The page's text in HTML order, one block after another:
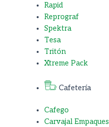
Rapid
Reprograf
Spektra
Tesa
Tritón
Xtreme Pack
Cafetería
Cafego
Carvajal Empaques